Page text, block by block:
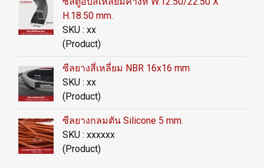
H.18.50 mm.
SKU : xx
(Product)
ซีลยางสี่เหลี่ยม NBR 16x16 mm
SKU : xx
(Product)
ซีลยางกลมตัน Silicone 5 mm.
SKU : xxxxxx
(Product)